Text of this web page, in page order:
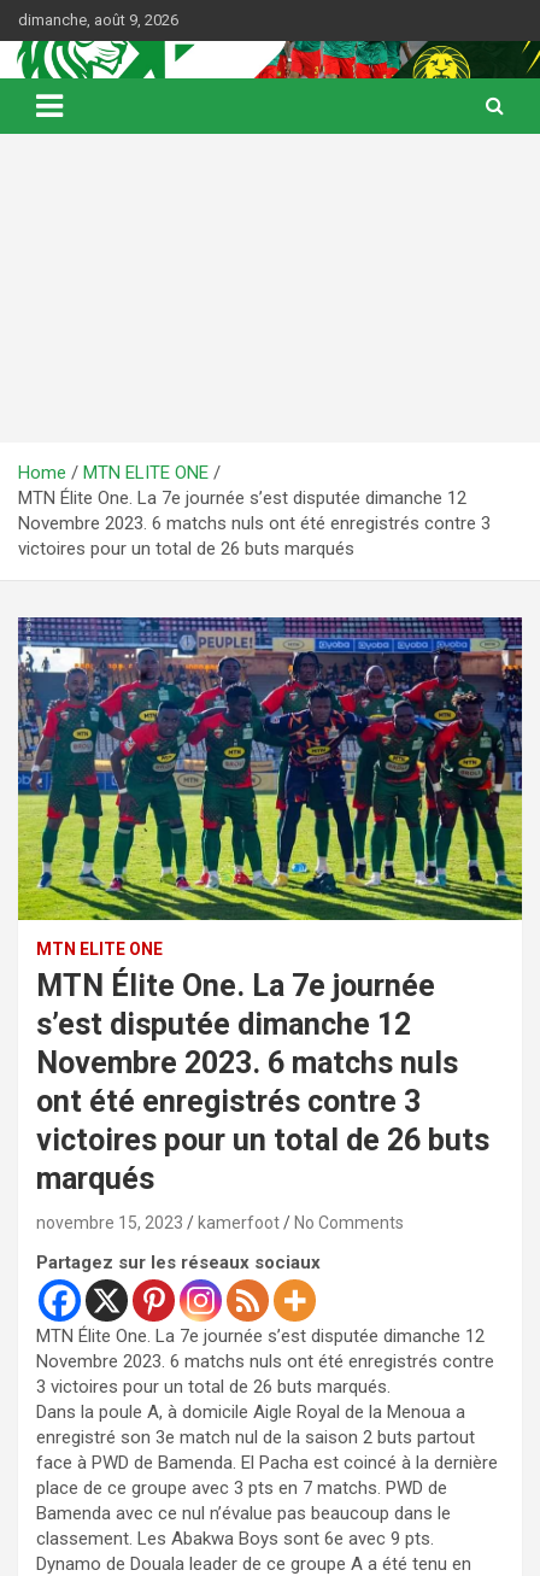
Skip
to
content
dimanche, août 9, 2026
Kamerfoot
Web Magazine du football camerounais
Home
MTN ELITE ONE
MTN Élite One. La 7e journée s’est disputée dimanche 12
Novembre 2023. 6 matchs nuls ont été enregistrés contre 3
victoires pour un total de 26 buts marqués
MTN ELITE ONE
MTN Élite One. La 7e journée
s’est disputée dimanche 12
Novembre 2023. 6 matchs nuls
ont été enregistrés contre 3
victoires pour un total de 26 buts
marqués
novembre 15, 2023 kamerfoot No Comments
Partagez sur les réseaux sociaux
MTN Élite One. La 7e journée s’est disputée dimanche 12
Novembre 2023. 6 matchs nuls ont été enregistrés contre
3 victoires pour un total de 26 buts marqués.
Dans la poule A, à domicile Aigle Royal de la Menoua a
enregistré son 3e match nul de la saison 2 buts partout
face à PWD de Bamenda. El Pacha est coincé à la dernière
place de ce groupe avec 3 pts en 7 matchs. PWD de
Bamenda avec ce nul n’évalue pas beaucoup dans le
classement. Les Abakwa Boys sont 6e avec 9 pts.
Dynamo de Douala leader de ce groupe A a été tenu en